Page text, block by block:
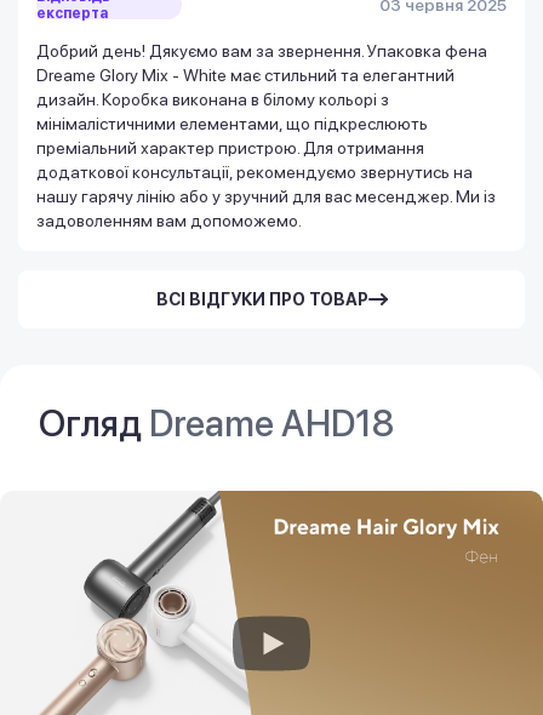
експерта
03 червня 2025
Добрий день! Дякуємо вам за звернення. Упаковка фена
Dreame Glory Mix - White має стильний та елегантний
дизайн. Коробка виконана в білому кольорі з
мінімалістичними елементами, що підкреслюють
преміальний характер пристрою. Для отримання
додаткової консультації, рекомендуємо звернутись на
нашу гарячу лінію або у зручний для вас месенджер. Ми із
задоволенням вам допоможемо.
ВСІ ВІДГУКИ ПРО ТОВАР
Огляд Dreame AHD18